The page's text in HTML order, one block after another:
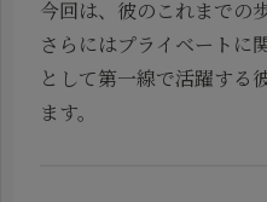
今回は、彼のこれまでの
さらにはプライベートに
として第一線で活躍する
ます。